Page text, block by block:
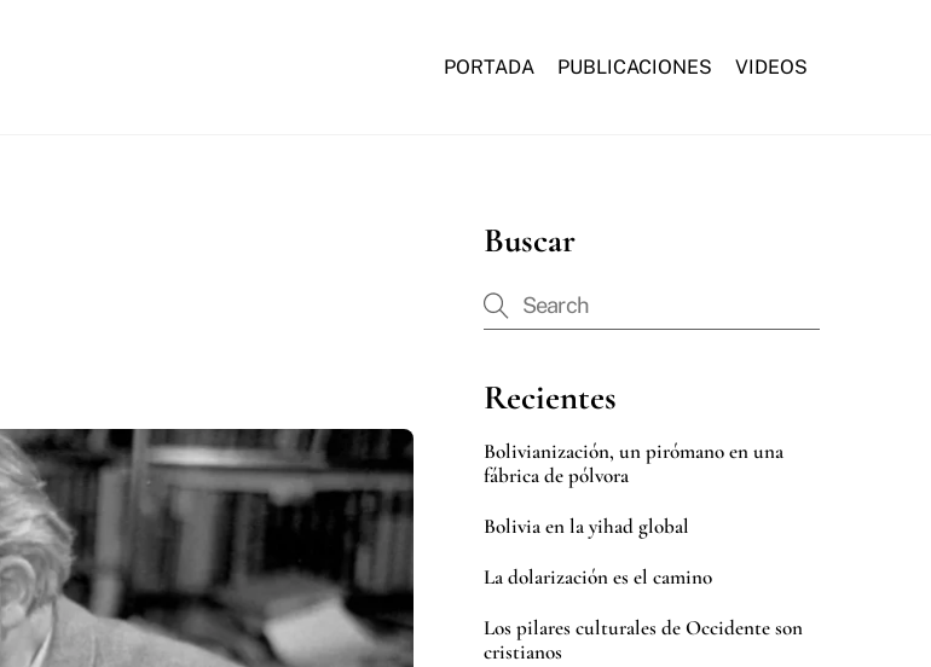
PORTADA PUBLICACIONES VIDEOS
Buscar
Recientes
Bolivianización, un pirómano en una
fábrica de pólvora
Bolivia en la yihad global
La dolarización es el camino
Los pilares culturales de Occidente son
cristianos